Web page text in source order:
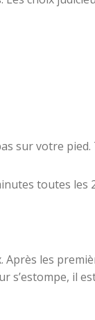
sur votre
toutes
Après les
s’estompe, il